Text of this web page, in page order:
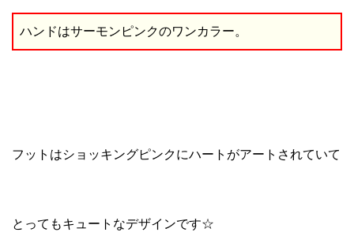
ハンドはサーモンピンクのワンカラー。
フットはショッキングピンクにハートがアートされていて
とってもキュートなデザインです☆